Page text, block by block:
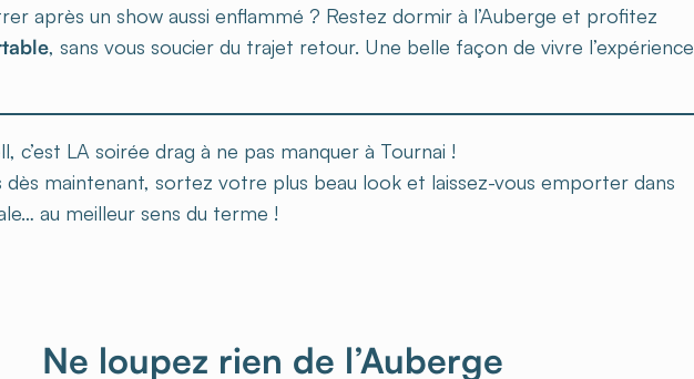
après un show aussi enflammé ? Restez dormir à l’Auberge et profitez
, sans vous soucier du trajet retour. Une belle façon de vivre l’expérience
c’est LA soirée drag à ne pas manquer à Tournai !
maintenant, sortez votre plus beau look et laissez-vous emporter dans
au meilleur sens du terme !
Ne loupez rien de l’Auberge